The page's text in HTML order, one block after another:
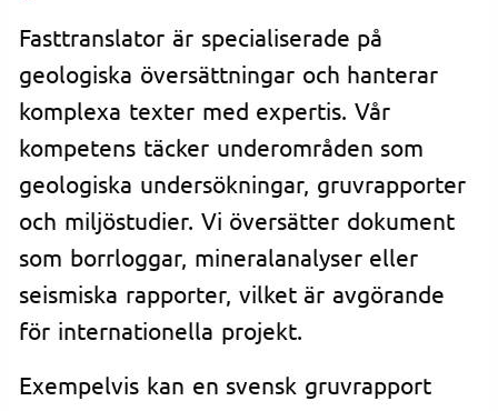
Fasttranslator är specialiserade på
geologiska översättningar och hanterar
komplexa texter med expertis. Vår
kompetens täcker underområden som
geologiska undersökningar, gruvrapporter
och miljöstudier. Vi översätter dokument
som borrloggar, mineralanalyser eller
seismiska rapporter, vilket är avgörande
för internationella projekt.
Exempelvis kan en svensk gruvrapport